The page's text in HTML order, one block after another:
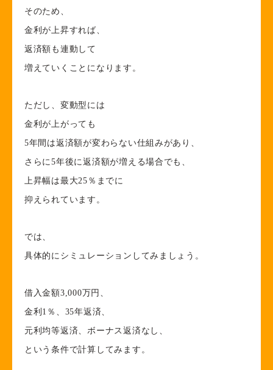
そのため、
金利が上昇すれば、
返済額も連動して
増えていくことになります。
ただし、変動型には
金利が上がっても
5年間は返済額が変わらない仕組みがあり、
さらに5年後に返済額が増える場合でも、
上昇幅は最大25％までに
抑えられています。
では、
具体的にシミュレーションしてみましょう。
借入金額3,000万円、
金利1％、35年返済、
元利均等返済、ボーナス返済なし、
という条件で計算してみます。